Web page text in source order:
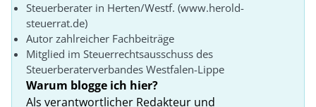
Steuerberater in Herten/Westf. (www.herold-
steuerrat.de)
Autor zahlreicher Fachbeiträge
Mitglied im Steuerrechtsausschuss des
Steuerberaterverbandes Westfalen-Lippe
Warum blogge ich hier?
Als verantwortlicher Redakteur und